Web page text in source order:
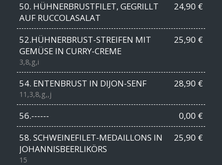
50. HÜHNERBRUSTFILET, GEGRILLT
AUF RUCCOLASALAT
24,90 €
52.HÜHNERBRUST-STREIFEN MIT
GEMÜSE IN CURRY-CREME
25,90 €
3,8,g,i
54. ENTENBRUST IN DIJON-SENF 28,90 €
11,3,8,g,,j
56.------
0,00 €
58. SCHWEINEFILET-MEDAILLONS IN
JOHANNISBEERLIKÖRS
25,90 €
15